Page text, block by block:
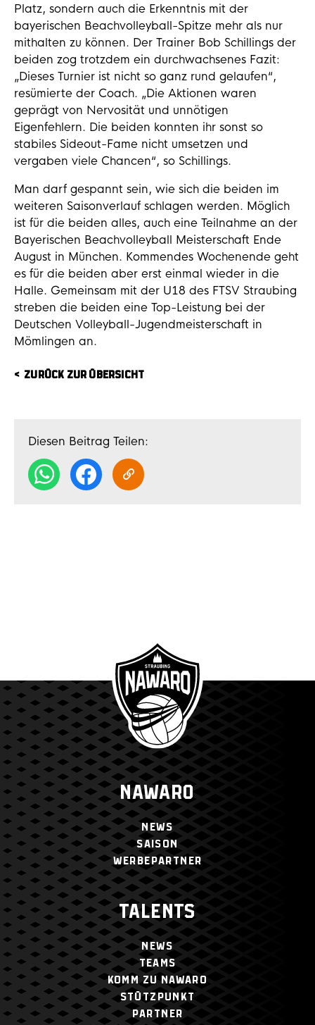
Platz, sondern auch die Erkenntnis mit der
bayerischen Beachvolleyball-Spitze mehr als nur
mithalten zu können. Der Trainer Bob Schillings der
beiden zog trotzdem ein durchwachsenes Fazit:
„Dieses Turnier ist nicht so ganz rund gelaufen“,
resümierte der Coach. „Die Aktionen waren
geprägt von Nervosität und unnötigen
Eigenfehlern. Die beiden konnten ihr sonst so
stabiles Sideout-Fame nicht umsetzen und
vergaben viele Chancen“, so Schillings.
Man darf gespannt sein, wie sich die beiden im
weiteren Saisonverlauf schlagen werden. Möglich
ist für die beiden alles, auch eine Teilnahme an der
Bayerischen Beachvolleyball Meisterschaft Ende
August in München. Kommendes Wochenende geht
es für die beiden aber erst einmal wieder in die
Halle. Gemeinsam mit der U18 des FTSV Straubing
streben die beiden eine Top-Leistung bei der
Deutschen Volleyball-Jugendmeisterschaft in
Mömlingen an.
ZURÜCK ZUR ÜBERSICHT
Diesen Beitrag Teilen:
NAWARO
NEWS
SAISON
WERBEPARTNER
TALENTS
NEWS
TEAMS
KOMM ZU NAWARO
STÜTZPUNKT
PARTNER